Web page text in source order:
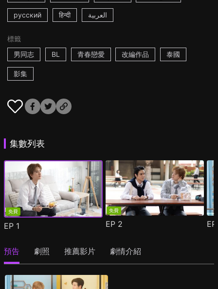
русский हिन्दी العربية
標籤
男同志
BL 青春戀愛 改編作品 泰國
影集
集數列表
免費
EP 1
免費
EP 2
預告 劇照 推薦影片 劇情介紹